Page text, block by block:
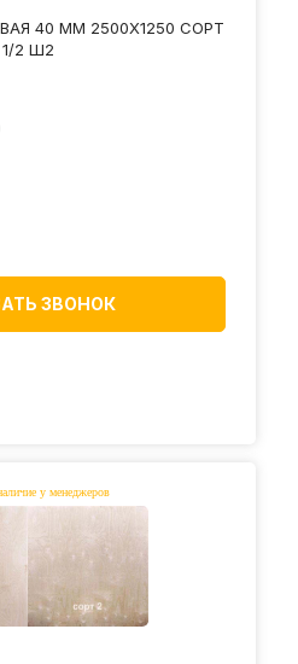
40 ММ 2500Х1250 СОРТ
1/2 Ш2
ЗВОНОК